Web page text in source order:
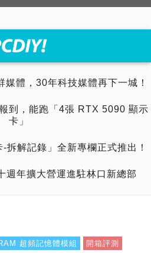
體，30年科技媒體再下一城！
到，能跑「4張 RTX 5090 顯示
卡」
拆解記錄」全新專欄正式推出！
週年擴大營運進駐林口新總部
超頻記憶體模組 開箱評測